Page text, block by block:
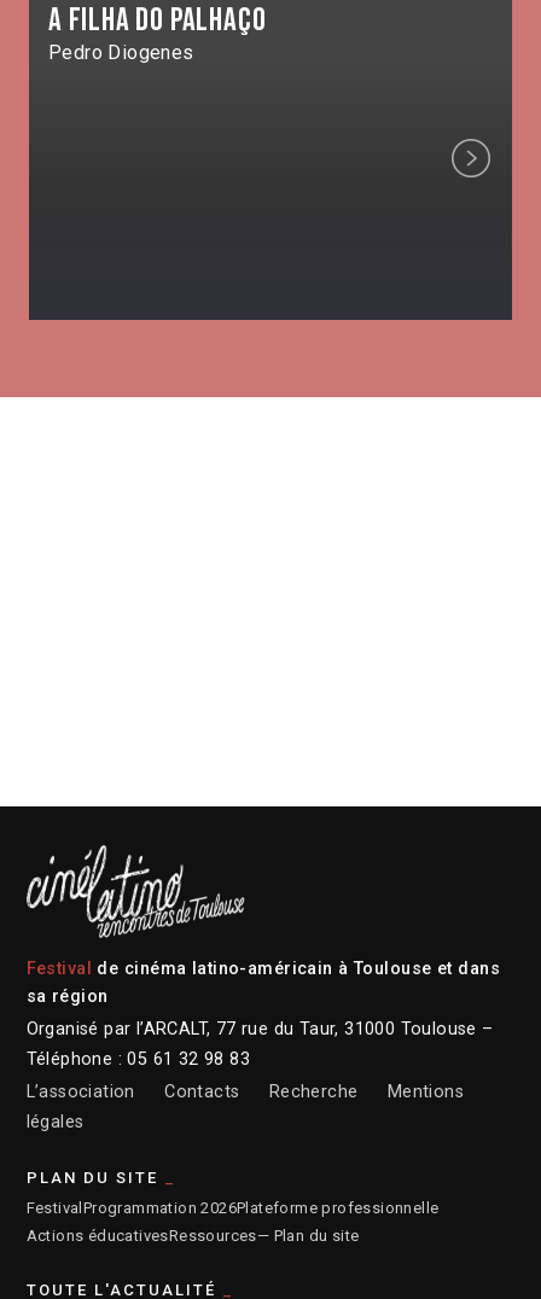
A filha do palhaço
Pedro Diogenes
Next
Festival
de cinéma latino-américain à Toulouse et dans
sa région
Organisé par l’ARCALT, 77 rue du Taur, 31000 Toulouse –
Téléphone : 05 61 32 98 83
L’association
Contacts Recherche
Mentions
légales
PLAN DU SITE
Festival Programmation 2026Plateforme professionnelle
Actions éducativesRessources— Plan du site
TOUTE L'ACTUALITÉ